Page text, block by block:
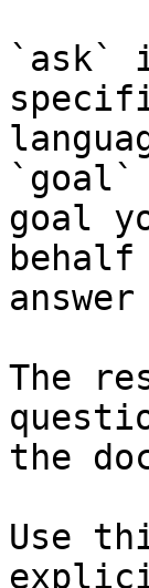
`ask`
`goal`
goal
The
the
Use